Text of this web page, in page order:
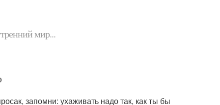
мир...
запомни: ухаживать надо так, как ты бы